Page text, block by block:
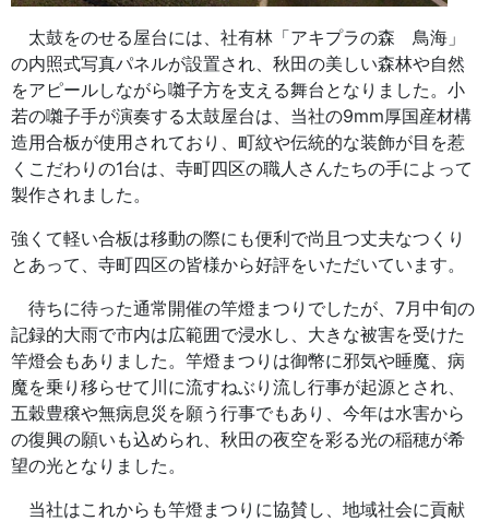
太鼓をのせる屋台には、社有林「アキプラの森 鳥海」
の内照式写真パネルが設置され、秋田の美しい森林や自然
をアピールしながら囃子方を支える舞台となりました。小
若の囃子手が演奏する太鼓屋台は、当社の9mm厚国産材構
造用合板が使用されており、町紋や伝統的な装飾が目を惹
くこだわりの1台は、寺町四区の職人さんたちの手によって
製作されました。
強くて軽い合板は移動の際にも便利で尚且つ丈夫なつくり
とあって、寺町四区の皆様から好評をいただいています。
待ちに待った通常開催の竿燈まつりでしたが、7月中旬の
記録的大雨で市内は広範囲で浸水し、大きな被害を受けた
竿燈会もありました。竿燈まつりは御幣に邪気や睡魔、病
魔を乗り移らせて川に流すねぶり流し行事が起源とされ、
五穀豊穣や無病息災を願う行事でもあり、今年は水害から
の復興の願いも込められ、秋田の夜空を彩る光の稲穂が希
望の光となりました。
当社はこれからも竿燈まつりに協賛し、地域社会に貢献